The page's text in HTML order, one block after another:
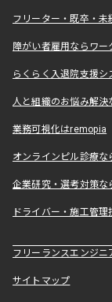
フリーター・既卒・
障がい者雇用ならワー
らくらく入退院支援
人と組織のお悩み解決
業務可視化はremopia
オンラインピル診療な
企業研究・選考対策
ドライバー・施工管
フリーランスエンジニ
サイトマップ